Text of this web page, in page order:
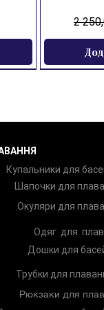
2
Купальники для
Шапочки для
Окуляри для
Одяг для
Дошки для
Трубки для
Рюкзаки для